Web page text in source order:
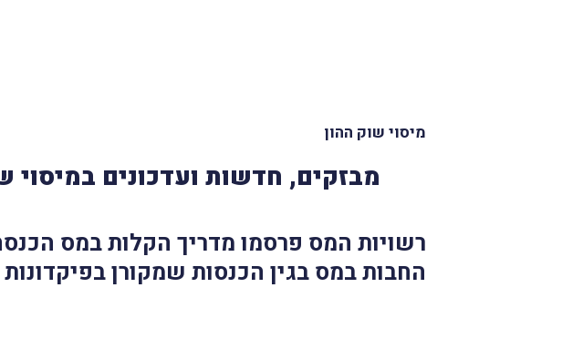
מיסוי שוק ההון
מבזקים, חדשות ועדכונים במיסוי
רשויות המס פרסמו מדריך הקלות במס
החבות במס בגין הכנסות שמקורן בפיקדונות